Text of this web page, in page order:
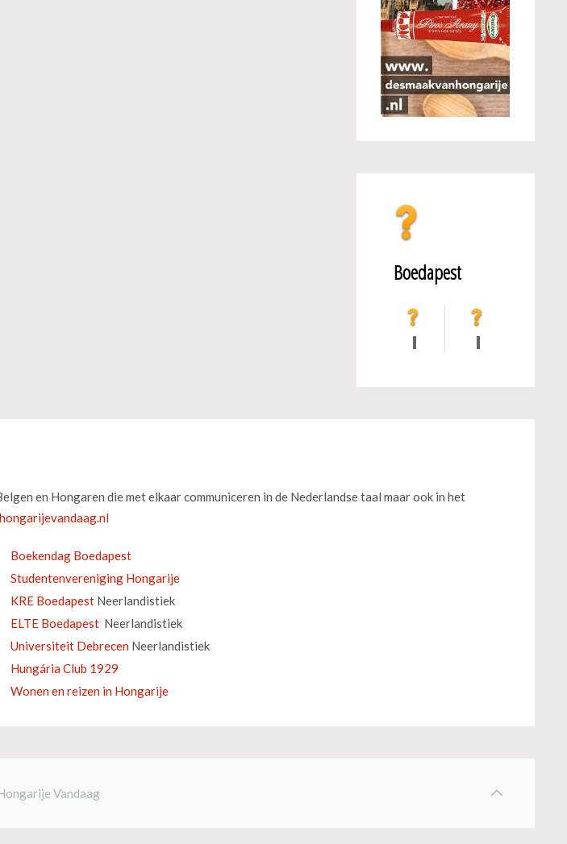
Boedapest
en Hongaren die met elkaar communiceren in de Nederlandse taal maar ook in het
Boekendag Boedapest
Studentenvereniging Hongarije
KRE Boedapest Neerlandistiek
ELTE Boedapest Neerlandistiek
Universiteit Debrecen Neerlandistiek
Hungária Club 1929
Wonen en reizen in Hongarije
Vandaag